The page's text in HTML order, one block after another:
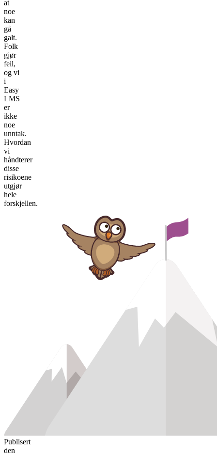
at
noe
kan
gå
galt.
Folk
gjør
feil,
og vi
i
Easy
LMS
er
ikke
noe
unntak.
Hvordan
vi
håndterer
disse
risikoene
utgjør
hele
forskjellen.
Publisert
den